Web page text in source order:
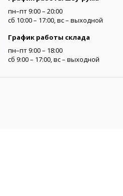
пн–пт 9:00 – 20:00
сб 10:00 – 17:00, вс – выходной
График работы склада
пн–пт 9:00 – 18:00
сб 9:00 – 17:00, вс – выходной